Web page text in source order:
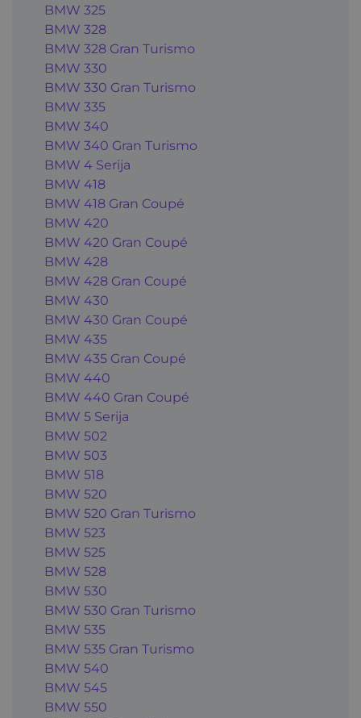
BMW 325
BMW 328
BMW 328 Gran Turismo
BMW 330
BMW 330 Gran Turismo
BMW 335
BMW 340
BMW 340 Gran Turismo
BMW 4 Serija
BMW 418
BMW 418 Gran Coupé
BMW 420
BMW 420 Gran Coupé
BMW 428
BMW 428 Gran Coupé
BMW 430
BMW 430 Gran Coupé
BMW 435
BMW 435 Gran Coupé
BMW 440
BMW 440 Gran Coupé
BMW 5 Serija
BMW 502
BMW 503
BMW 518
BMW 520
BMW 520 Gran Turismo
BMW 523
BMW 525
BMW 528
BMW 530
BMW 530 Gran Turismo
BMW 535
BMW 535 Gran Turismo
BMW 540
BMW 545
BMW 550